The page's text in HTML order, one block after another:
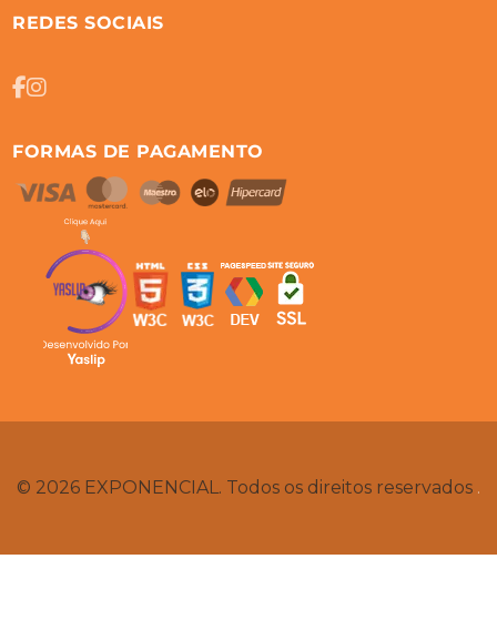
REDES SOCIAIS
FORMAS DE PAGAMENTO
© 2026 EXPONENCIAL. Todos os direitos reservados .